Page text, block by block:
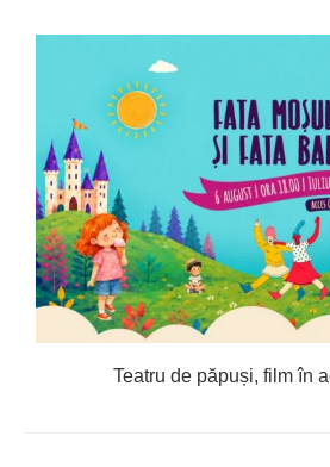
Teatru de păpuși, film în